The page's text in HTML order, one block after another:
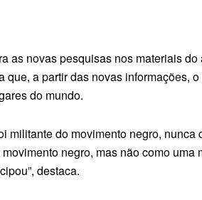
as novas pesquisas nos materiais do
a partir das novas informações,
do mundo.
militante do movimento negro, nunca
negro, mas não como uma
destaca.